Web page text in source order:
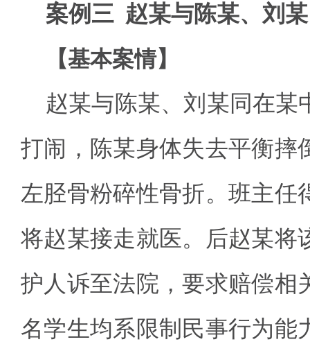
案例三 赵某与陈某、刘
【基本案情】
赵某与陈某、刘某同在某
打闹，陈某身体失去平衡摔
左胫骨粉碎性骨折。班主任
将赵某接走就医。后赵某将
护人诉至法院，要求赔偿相
名学生均系限制民事行为能